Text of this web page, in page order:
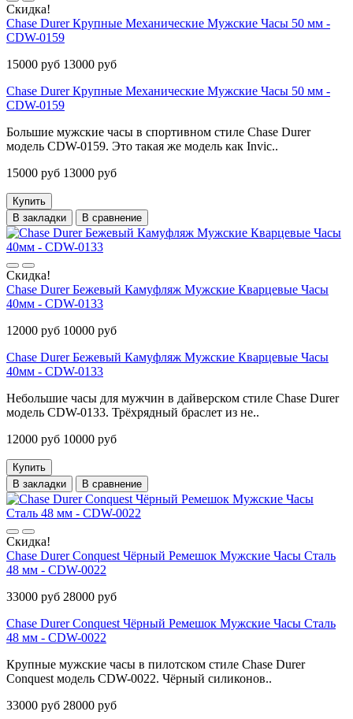
Скидка!
Chase Durer Крупные Механические Мужские Часы 50 мм -
CDW-0159
15000 руб 13000 руб
Chase Durer Крупные Механические Мужские Часы 50 мм -
CDW-0159
Большие мужские часы в спортивном стиле Chase Durer
модель CDW-0159. Это такая же модель как Invic..
15000 руб 13000 руб
Купить
В закладки
В сравнение
Скидка!
Chase Durer Бежевый Камуфляж Мужские Кварцевые Часы
40мм - CDW-0133
12000 руб 10000 руб
Chase Durer Бежевый Камуфляж Мужские Кварцевые Часы
40мм - CDW-0133
Небольшие часы для мужчин в дайверском стиле Chase Durer
модель CDW-0133. Трёхрядный браслет из не..
12000 руб 10000 руб
Купить
В закладки
В сравнение
Скидка!
Chase Durer Conquest Чёрный Ремешок Мужские Часы Сталь
48 мм - CDW-0022
33000 руб 28000 руб
Chase Durer Conquest Чёрный Ремешок Мужские Часы Сталь
48 мм - CDW-0022
Крупные мужские часы в пилотском стиле Chase Durer
Conquest модель CDW-0022. Чёрный силиконов..
33000 руб 28000 руб